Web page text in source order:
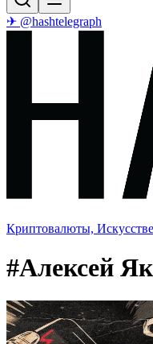
✈ @hashtelegraph
Криптовалюты,
#Алексей